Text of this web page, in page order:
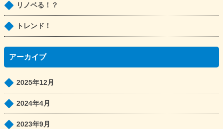
リノベる！？
トレンド！
アーカイブ
2025年12月
2024年4月
2023年9月